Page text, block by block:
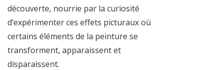
découverte, nourrie par la curiosité
d’expérimenter ces effets picturaux où
certains éléments de la peinture se
transforment, apparaissent et
disparaissent.